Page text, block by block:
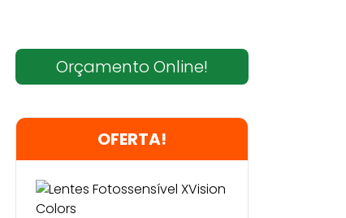
Orçamento Online!
OFERTA!